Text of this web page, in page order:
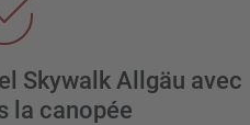
Skywalk Allgäu avec
la canopée